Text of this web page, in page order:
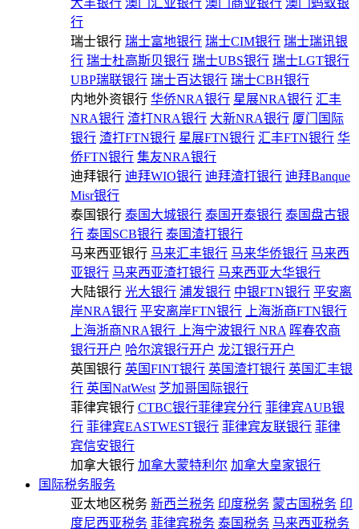
大丰银行 澳门汇业银行 澳门商业银行 澳门蚂蚁银
行
瑞士银行 瑞士富地银行 瑞士CIM银行 瑞士瑞讯银
行 瑞士杜高斯贝银行 瑞士UBS银行 瑞士LGT银行
UBP瑞联银行 瑞士百达银行 瑞士CBH银行
内地外资银行 华侨NRA银行 星展NRA银行 汇丰
NRA银行 渣打NRA银行 大新NRA银行 厦门国际
银行 渣打FTN银行 星展FTN银行 汇丰FTN银行 华
侨FTN银行 集友NRA银行
迪拜银行 迪拜WIO银行 迪拜渣打银行 迪拜Banque
Misr银行
泰国银行 泰国大城银行 泰国开泰银行 泰国盘古银
行 泰国SCB银行 泰国渣打银行
马来西亚银行 马来汇丰银行 马来华侨银行 马来西
亚银行 马来西亚渣打银行 马来西亚大华银行
大陆银行 光大银行 浦发银行 中银FTN银行 平安离
岸NRA银行 平安离岸FTN银行
上海浙商FTN银行
上海浙商NRA银行
上海宁波银行 NRA 晖春农商
银行开户 哈尔滨银行开户 龙江银行开户
英国银行 英国FINT银行 英国渣打银行 英国汇丰银
行 英国NatWest 芝加哥国际银行
菲律宾银行 CTBC银行菲律宾分行 菲律宾AUB银
行 菲律宾EASTWEST银行 菲律宾友联银行 菲律
宾信安银行
加拿大银行 加拿大蒙特利尔 加拿大皇家银行
国际税务服务
亚太地区税务 新西兰税务 印度税务 蒙古国税务 印
度尼西亚税务 菲律宾税务 泰国税务 马来西亚税务